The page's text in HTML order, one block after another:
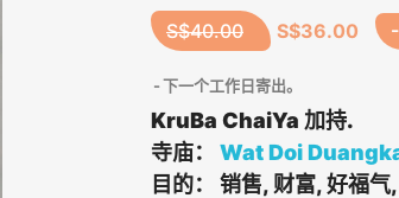
S$40.00 S$36.00
下一个工作日寄出。
KruBa ChaiYa 加持.
寺庙： Wat Doi
目的： 销售, 财富, 好福气